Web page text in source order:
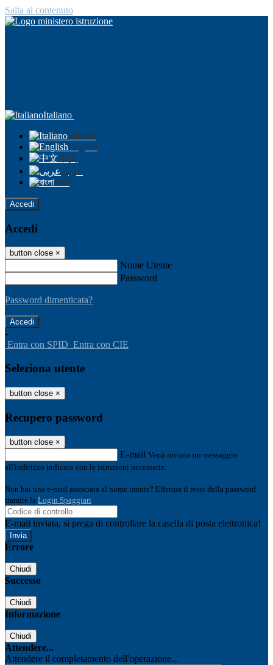
Salta al contenuto
Italiano
Italiano
English
中文
عربى
বাংলা
Accedi
Accedi
button close ×
Nome Utente
Password
Password dimenticata?
-
Entra con SPID Entra con CIE
Seleziona utente
button close ×
Recupero password
button close ×
E-mail Verrà inviato un messaggio
all'indirizzo indicato con le istruzioni necessarie.
Non hai una e-mail associata al nome utente? Effettua il reset della password
tramite la Login Spaggiari
E-mail inviata, si prega di controllare la casella di posta elettronica!
Errore
Chiudi
Successo
Chiudi
Informazione
Chiudi
Attendere...
Attendere il completamento dell'operazione...